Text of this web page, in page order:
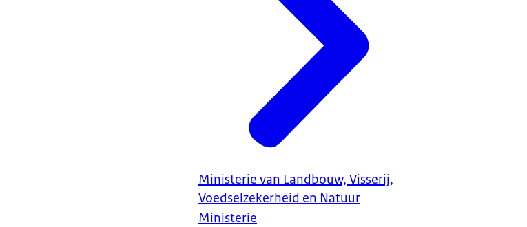
Ministerie van Landbouw, Visserij,
Voedselzekerheid en Natuur
Ministerie